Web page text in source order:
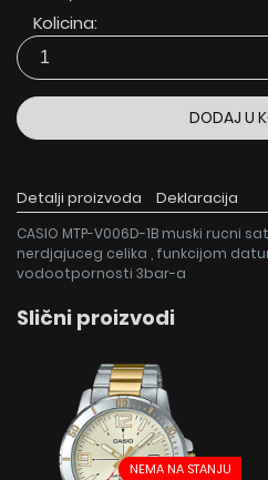
Kolicina:
DODAJ U
Detalji proizvoda Deklaracija
CASIO MTP-V006D-1B muski rucni
nerdjajuceg celika , funkcijom
vodootpornosti 3bar-a
Slični proizvodi
NEMA NA STANJU